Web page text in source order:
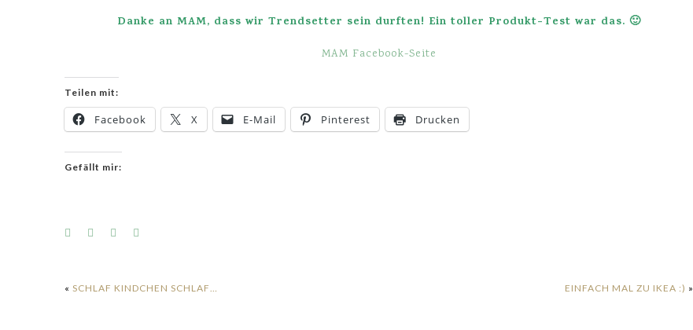
Danke an MAM, dass wir Trendsetter sein durften! Ein toller Produkt-Test war das. 🙂
MAM Facebook-Seite
Teilen mit:
Facebook X E-Mail Pinterest Drucken
Gefällt mir:
« SCHLAF KINDCHEN SCHLAF… EINFACH MAL ZU IKEA :) »